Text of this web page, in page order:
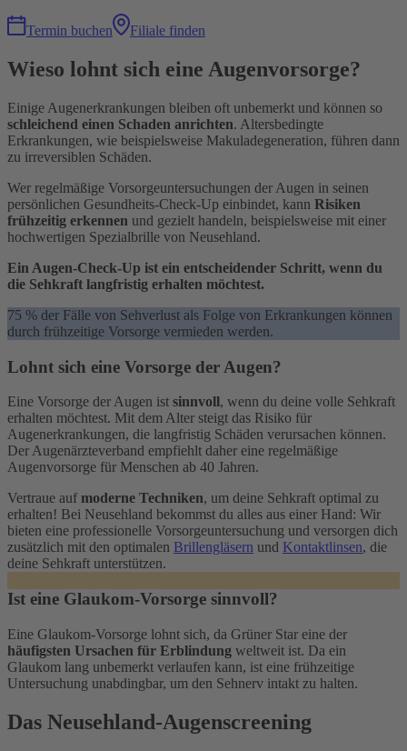
Termin buchen Filiale finden
Wieso lohnt sich eine Augenvorsorge?
Einige Augenerkrankungen bleiben oft unbemerkt und können so
schleichend einen Schaden anrichten. Altersbedingte
Erkrankungen, wie beispielsweise Makuladegeneration, führen dann
zu irreversiblen Schäden.
Wer regelmäßige Vorsorgeuntersuchungen der Augen in seinen
persönlichen Gesundheits-Check-Up einbindet, kann Risiken
frühzeitig erkennen und gezielt handeln, beispielsweise mit einer
hochwertigen Spezialbrille von Neusehland.
Ein Augen-Check-Up ist ein entscheidender Schritt, wenn du
die Sehkraft langfristig erhalten möchtest.
75 % der Fälle von Sehverlust als Folge von Erkrankungen können
durch frühzeitige Vorsorge vermieden werden.
Lohnt sich eine Vorsorge der Augen?
Eine Vorsorge der Augen ist sinnvoll, wenn du deine volle Sehkraft
erhalten möchtest. Mit dem Alter steigt das Risiko für
Augenerkrankungen, die langfristig Schäden verursachen können.
Der Augenärzteverband empfiehlt daher eine regelmäßige
Augenvorsorge für Menschen ab 40 Jahren.
Vertraue auf moderne Techniken, um deine Sehkraft optimal zu
erhalten! Bei Neusehland bekommst du alles aus einer Hand: Wir
bieten eine professionelle Vorsorgeuntersuchung und versorgen dich
zusätzlich mit den optimalen Brillengläsern und Kontaktlinsen, die
deine Sehkraft unterstützen.
Ist eine Glaukom-Vorsorge sinnvoll?
Eine Glaukom-Vorsorge lohnt sich, da Grüner Star eine der
häufigsten Ursachen für Erblindung weltweit ist. Da ein
Glaukom lang unbemerkt verlaufen kann, ist eine frühzeitige
Untersuchung unabdingbar, um den Sehnerv intakt zu halten.
Das Neusehland-Augenscreening